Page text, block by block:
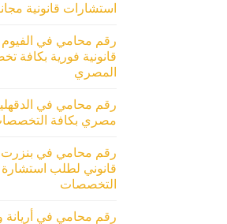
استشارات قانونية
رقم محامي في
قانونية فورية بكافة
المصري
رقم محامي في
مصري بكافة التخصصات
رقم محامي في بنزرت
قانوني لطلب استشارة
التخصصات
رقم محامي في أريانة